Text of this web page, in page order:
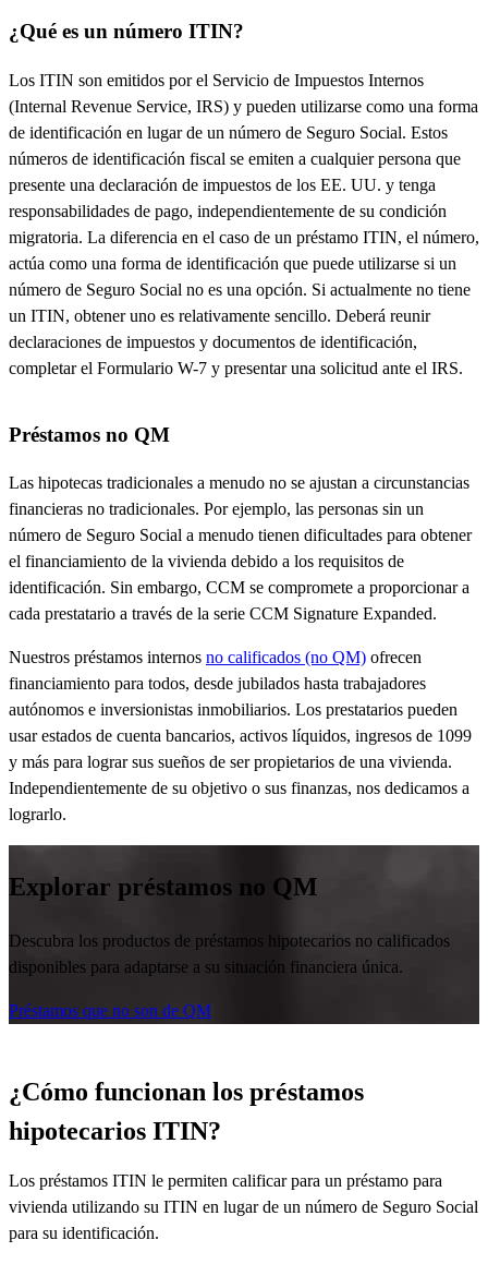
¿Qué es un número ITIN?
Los ITIN son emitidos por el Servicio de Impuestos Internos
(Internal Revenue Service, IRS) y pueden utilizarse como una forma
de identificación en lugar de un número de Seguro Social. Estos
números de identificación fiscal se emiten a cualquier persona que
presente una declaración de impuestos de los EE. UU. y tenga
responsabilidades de pago, independientemente de su condición
migratoria. La diferencia en el caso de un préstamo ITIN, el número,
actúa como una forma de identificación que puede utilizarse si un
número de Seguro Social no es una opción. Si actualmente no tiene
un ITIN, obtener uno es relativamente sencillo. Deberá reunir
declaraciones de impuestos y documentos de identificación,
completar el Formulario W-7 y presentar una solicitud ante el IRS.
Préstamos no QM
Las hipotecas tradicionales a menudo no se ajustan a circunstancias
financieras no tradicionales. Por ejemplo, las personas sin un
número de Seguro Social a menudo tienen dificultades para obtener
el financiamiento de la vivienda debido a los requisitos de
identificación. Sin embargo, CCM se compromete a proporcionar a
cada prestatario a través de la serie CCM Signature Expanded.
Nuestros préstamos internos no calificados (no QM) ofrecen
financiamiento para todos, desde jubilados hasta trabajadores
autónomos e inversionistas inmobiliarios. Los prestatarios pueden
usar estados de cuenta bancarios, activos líquidos, ingresos de 1099
y más para lograr sus sueños de ser propietarios de una vivienda.
Independientemente de su objetivo o sus finanzas, nos dedicamos a
lograrlo.
Explorar préstamos no QM
Descubra los productos de préstamos hipotecarios no calificados
disponibles para adaptarse a su situación financiera única.
Préstamos que no son de QM
¿Cómo funcionan los préstamos
hipotecarios ITIN?
Los préstamos ITIN le permiten calificar para un préstamo para
vivienda utilizando su ITIN en lugar de un número de Seguro Social
para su identificación.